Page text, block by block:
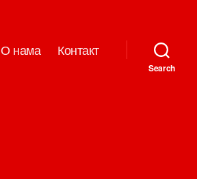
О нама Контакт
Search